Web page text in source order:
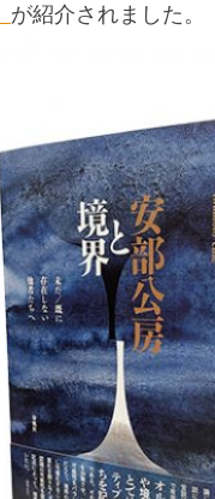
が紹介されました。